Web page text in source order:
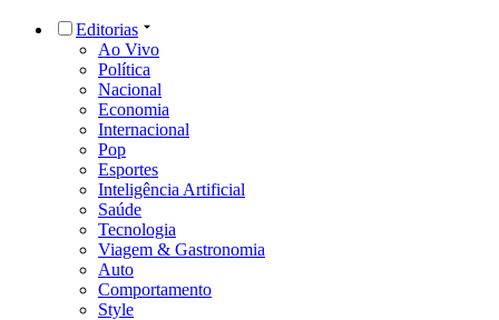
Editorias
Ao Vivo
Política
Nacional
Economia
Internacional
Pop
Esportes
Inteligência Artificial
Saúde
Tecnologia
Viagem & Gastronomia
Auto
Comportamento
Style